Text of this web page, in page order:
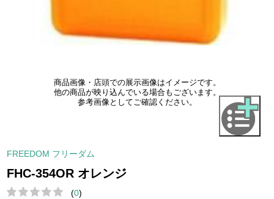
商品画像・店頭での展示画像はイメージです。
他の商品が映り込んでいる場合もございます。
参考画像としてご確認ください。
FREEDOM フリーダム
FHC-354OR オレンジ
(0)